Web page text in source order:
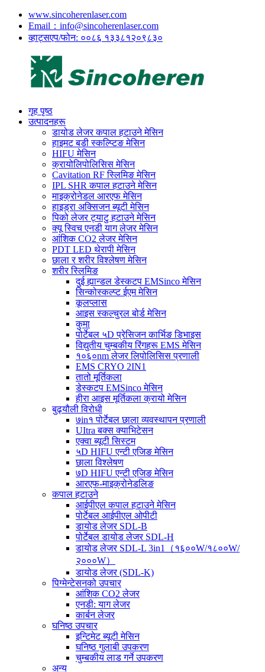
www.sincoherenlaser.com
Email：info@sincoherenlaser.com
व्हाट्सएप/फोन: ००८६ १३३८१२०९८३०
गृह पृष्ठ
उत्पादनहरू
डायोड लेजर कपाल हटाउने मेसिन
हाइमट बडी स्कल्प्टिङ मेसिन
HIFU मेसिन
क्रायोलिपोलिसिस मेसिन
Cavitation RF स्लिमिङ मेसिन
IPL SHR कपाल हटाउने मेसिन
माइक्रोनेडल आरएफ मेसिन
हाइड्रा अक्सिजन ब्यूटी मेसिन
पिको लेजर ट्याटु हटाउने मेसिन
क्यू स्विच एनडी याग लेजर मेसिन
आंशिक CO2 लेजर मेसिन
PDT LED थेरापी मेसिन
छाला र शरीर विश्लेषण मेसिन
शरीर स्लिमिङ
दुई ह्यान्डल डेस्कटप EMSinco मेसिन
सिन्कोस्कल्प्ट ईएम मेसिन
कूलप्लास
आइस स्कल्चुरल बोर्ड मेसिन
कुमा
पोर्टेबल ५D प्रेसिजन कार्भिङ डिभाइस
विद्युतीय चुम्बकीय रिंगहरू EMS मेसिन
१०६०nm लेजर लिपोलिसिस प्रणाली
EMS CRYO 2IN1
तातो मूर्तिकला
डेस्कटप EMSinco मेसिन
हीरा आइस मूर्तिकला क्रायो मेसिन
बुढ्यौली विरोधी
७in१ पोर्टेबल छाला व्यवस्थापन प्रणाली
UItra बक्स क्याभिटेसन
एक्वा ब्यूटी सिस्टम
५D HIFU एन्टी एजिङ मेसिन
छाला विश्लेषण
७D HIFU एन्टी एजिङ मेसिन
आरएफ-माइक्रोनेडलिङ
कपाल हटाउने
आईपीएल कपाल हटाउने मेसिन
पोर्टेबल आईपीएल ओपीटी
डायोड लेजर SDL-B
पोर्टेबल डायोड लेजर SDL-H
डायोड लेजर SDL-L 3in1（१६००W/१८००W/
२०००W）
डायोड लेजर (SDL-K)
पिग्मेन्टेसनको उपचार
आंशिक CO2 लेजर
एनडी: याग लेजर
कार्बन लेजर
घनिष्ठ उपचार
इन्टिमेट ब्यूटी मेसिन
घनिष्ठ गुलाबी उपकरण
चुम्बकीय लाड गर्ने उपकरण
अन्य